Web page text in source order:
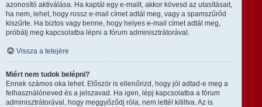
azonosító aktiválása. Ha kaptál egy e-mailt, akkor kövesd az utasításait,
ha nem, lehet, hogy rossz e-mail címet adtál meg, vagy a spamszűrőd
kiszűrte. Ha biztos vagy benne, hogy helyes e-mail címet adtál meg,
próbálj meg kapcsolatba lépni a fórum adminisztrátorával.
Vissza a tetejére
Miért nem tudok belépni?
Ennek számos oka lehet. Először is ellenőrizd, hogy jól adtad-e meg a
felhasználóneved és a jelszavad. Ha igen, lépj kapcsolatba a fórum
adminisztrátorával, hogy meggyőződj róla, nem lettél kitiltva. Az is